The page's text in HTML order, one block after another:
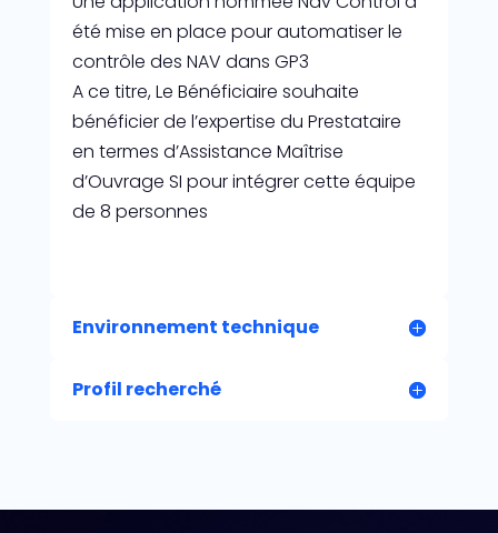
été mise en place pour automatiser le
contrôle des NAV dans GP3
A ce titre, Le Bénéficiaire souhaite
bénéficier de l’expertise du Prestataire
en termes d’Assistance Maîtrise
d’Ouvrage SI pour intégrer cette équipe
de 8 personnes
Environnement technique
Profil recherché